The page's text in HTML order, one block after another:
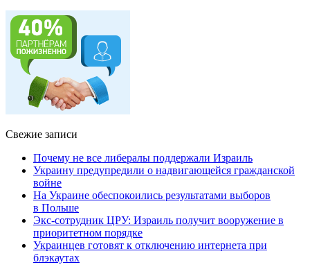
Свежие записи
Почему не все либералы поддержали Израиль
Украину предупредили о надвигающейся гражданской
войне
На Украине обеспокоились результатами выборов
в Польше
Экс-сотрудник ЦРУ: Израиль получит вооружение в
приоритетном порядке
Украинцев готовят к отключению интернета при
блэкаутах